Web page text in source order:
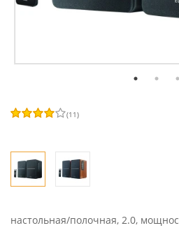
(11)
настольная/полочная, 2.0,